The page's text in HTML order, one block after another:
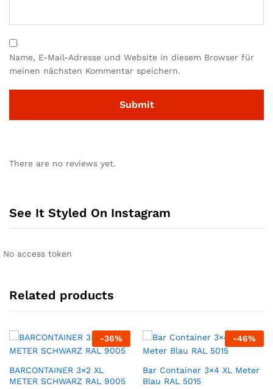
Name, E-Mail-Adresse und Website in diesem Browser für
meinen nächsten Kommentar speichern.
There are no reviews yet.
See It Styled On Instagram
No access token
Related products
-36%
BARCONTAINER 3×2 XL
METER SCHWARZ RAL 9005
-46%
Bar Container 3×4 XL Meter
Blau RAL 5015